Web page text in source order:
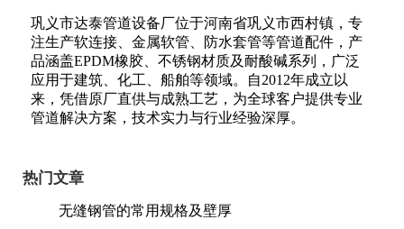
巩义市达泰管道设备厂位于河南省巩义市西村镇，专
注生产软连接、金属软管、防水套管等管道配件，产
品涵盖EPDM橡胶、不锈钢材质及耐酸碱系列，广泛
应用于建筑、化工、船舶等领域。自2012年成立以
来，凭借原厂直供与成熟工艺，为全球客户提供专业
管道解决方案，技术实力与行业经验深厚。
热门文章
无缝钢管的常用规格及壁厚